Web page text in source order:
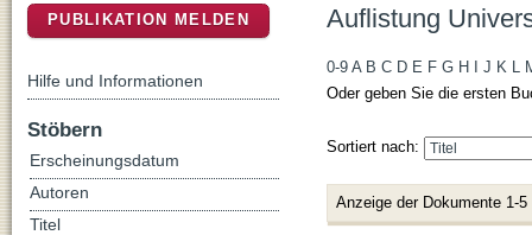
Auflistung
0-9 A B C D E F G H J K L
Oder geben Sie die ersten
Sortiert nach:
Anzeige der Dokumente 1-5
PUBLIKATION MELDEN
Hilfe und Informationen
Stöbern
Erscheinungsdatum
Autoren
Titel